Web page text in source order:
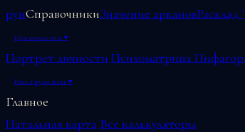
рунСправочникиЗначение аркановРасклад
Нумерология▾
Портрет личности Психоматрица
Инструменты▾
Главное
Натальная карта Все калькуляторы